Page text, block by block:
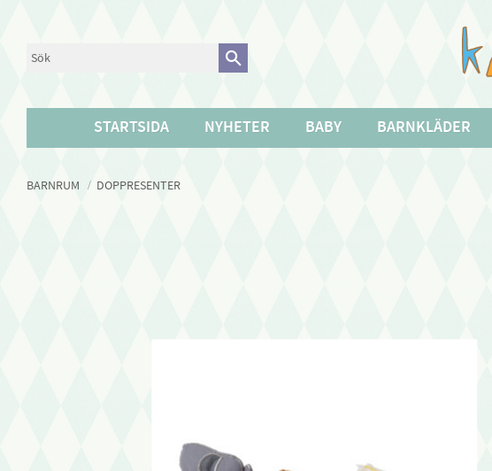
STARTSIDA NYHETER BABY BARNKLÄDER
BARNRUM DOPPRESENTER